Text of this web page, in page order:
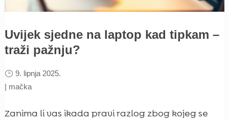
Uvijek sjedne na laptop kad tipkam –
traži pažnju?
9. lipnja 2025.
| mačka
Zanima li vas ikada pravi razlog zbog kojeg se